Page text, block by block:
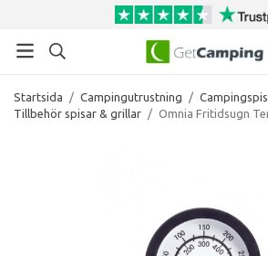
Startsida / Campingutrustning /
Tillbehör spisar & grillar / Omnia Fritidsugn